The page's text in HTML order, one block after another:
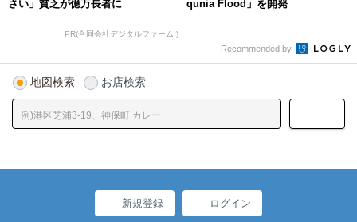
さい」貧乏が億万長者に
PR(合同会社デジタルファーム )
qunia Flood」を開発
Recommended by
地図検索 お店検索
新規登録 ログイン